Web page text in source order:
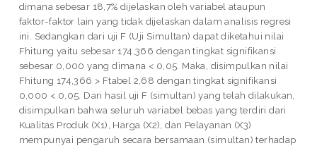
dimana sebesar 18,7% dijelaskan oleh variabel ataupun
faktor-faktor lain yang tidak dijelaskan dalam analisis regresi
ini. Sedangkan dari uji F (Uji Simultan) dapat diketahui nilai
Fhitung yaitu sebesar 174,366 dengan tingkat signifikansi
sebesar 0,000 yang dimana < 0,05. Maka, disimpulkan nilai
Fhitung 174,366 > Ftabel 2,68 dengan tingkat signifikansi
0,000 < 0,05. Dari hasil uji F (simultan) yang telah dilakukan,
disimpulkan bahwa seluruh variabel bebas yang terdiri dari
Kualitas Produk (X1), Harga (X2), dan Pelayanan (X3)
mempunyai pengaruh secara bersamaan (simultan) terhadap